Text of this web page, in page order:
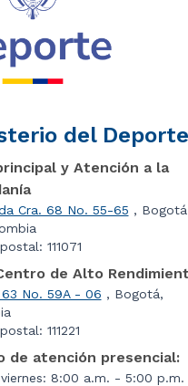
del Deporte
y Atención a la
Cra. 68 No. 55-65 , Bogotá
111071
de Alto
63 No. 59A - 06 , Bogotá,
111221
de atención presencial:
8:00 a.m. - 5:00 p.m.